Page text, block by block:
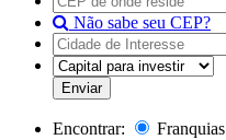
Não sabe seu CEP?
Encontrar: Franquias